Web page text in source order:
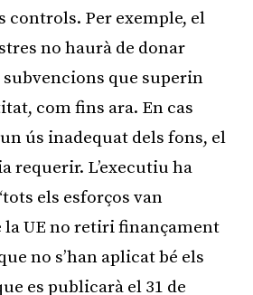
controls. Per exemple, el
no haurà de donar
que superin
com fins ara. En cas
ús inadequat dels fons, el
requerir. L’executiu ha
els esforços van
la UE no retiri finançament
no s’han aplicat bé els
es publicarà el 31 de